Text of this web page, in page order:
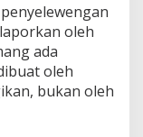
oleh
ada
oleh
bukan oleh